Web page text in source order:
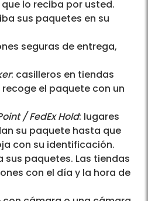
lo reciba por usted.
sus paquetes en su
seguras de entrega,
: casilleros en tiendas
el paquete con un
/ FedEx Hold: lugares
su paquete hasta que
con su identificación.
sus paquetes. Las tiendas
con el día y la hora de